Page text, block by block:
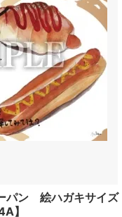
パン 絵ハガキサイズ
】